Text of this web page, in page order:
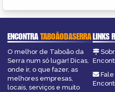
ENCONTRATABOÃODASERRA
O melhor de Taboão da
Serra num só lugar! Dicas,
onde ir, o que fazer, as
melhores empresas,
locais, serviços e muito
LINKS